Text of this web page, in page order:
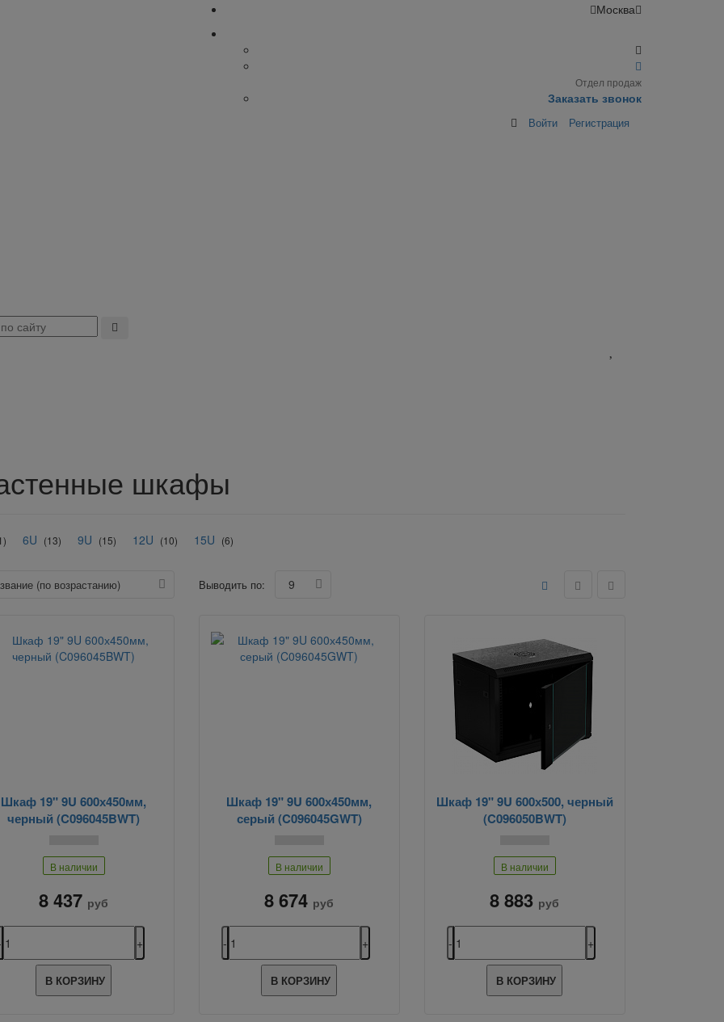
Москва
Отдел продаж
Заказать звонок
Войти Регистрация
шкафы
6U (13) 9U (15) 12U (10) 15U (6)
(по возрастанию) Выводить по: 9
Шкаф 19" 9U 600х450мм,
черный (C096045BWT)
В наличии
8 437 руб
В КОРЗИНУ
Шкаф 19" 9U 600х450мм,
серый (C096045GWT)
В наличии
8 674 руб
В КОРЗИНУ
Шкаф 19" 9U 600х500, черный
(C096050BWT)
В наличии
8 883 руб
В КОРЗИНУ